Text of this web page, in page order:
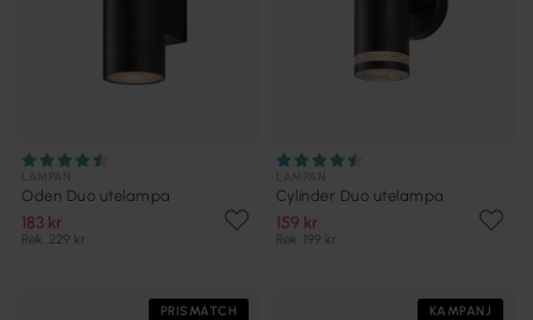
Oden Duo utelampa
183 kr
Rek. 229 kr
Cylinder Duo utelampa
159 kr
Rek. 199 kr
PRISMATCH KAMPANJ